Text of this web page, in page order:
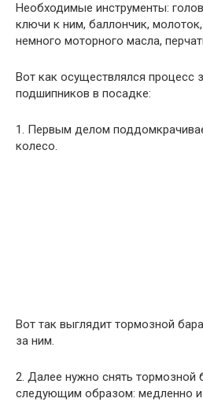
Необходимые инструменты:
ключи к ним, баллончик, молоток,
немного моторного масла,
Вот как осуществлялся процесс
подшипников в посадке:
1. Первым делом
колесо.
Вот так выглядит тормозной
за ним.
2. Далее нужно снять тормозной
следующим образом: медленно и